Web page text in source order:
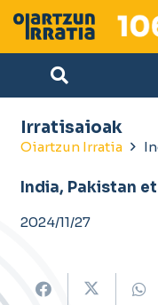
Irratisaioak
Oiartzun Irratia
India, Pakistan
2024/11/27